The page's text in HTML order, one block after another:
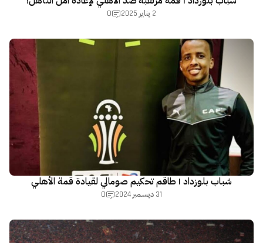
2 يناير 2025 0
شباب بلوزداد | طاقم تحكيم صومالي لقيادة قمة الأهلي
31 ديسمبر 2024 0